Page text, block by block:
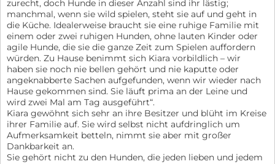
zurecht, doch Hunde in dieser Anzahl sind ihr lästig;
manchmal, wenn sie wild spielen, steht sie auf und geht in
die Küche. Idealerweise braucht sie eine ruhige Familie mit
einem oder zwei ruhigen Hunden, ohne lauten Kinder oder
agile Hunde, die sie die ganze Zeit zum Spielen auffordern
würden. Zu Hause benimmt sich Kiara vorbildlich – wir
haben sie noch nie bellen gehört und nie kaputte oder
angeknabberte Sachen aufgefunden, wenn wir wieder nach
Hause gekommen sind. Sie läuft prima an der Leine und
wird zwei Mal am Tag ausgeführt“.
Kiara gewöhnt sich sehr an ihre Besitzer und blüht im Kreise
ihrer Familie auf. Sie wird selbst nicht aufdringlich um
Aufmerksamkeit betteln, nimmt sie aber mit großer
Dankbarkeit an.
Sie gehört nicht zu den Hunden, die jeden lieben und jedem